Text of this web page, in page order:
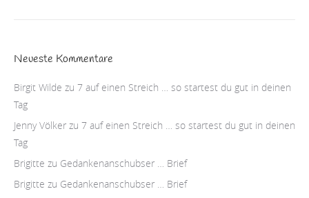
Neueste Kommentare
Birgit Wilde zu 7 auf einen Streich … so startest du gut in deinen
Tag
Jenny Völker zu 7 auf einen Streich … so startest du gut in deinen
Tag
Brigitte zu Gedankenanschubser … Brief
Brigitte zu Gedankenanschubser … Brief